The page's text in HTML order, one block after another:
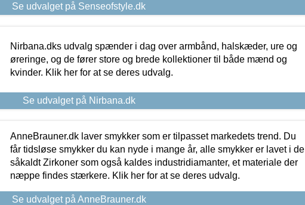
Se udvalget på Senseofstyle.dk
Nirbana.dks udvalg spænder i dag over armbånd, halskæder, ure og
øreringe, og de fører store og brede kollektioner til både mænd og
kvinder. Klik her for at se deres udvalg.
Se udvalget på Nirbana.dk
AnneBrauner.dk laver smykker som er tilpasset markedets trend. Du
får tidsløse smykker du kan nyde i mange år, alle smykker er lavet i de
såkaldt Zirkoner som også kaldes industridiamanter, et materiale der
næppe findes stærkere. Klik her for at se deres udvalg.
Se udvalget på AnneBrauner.dk